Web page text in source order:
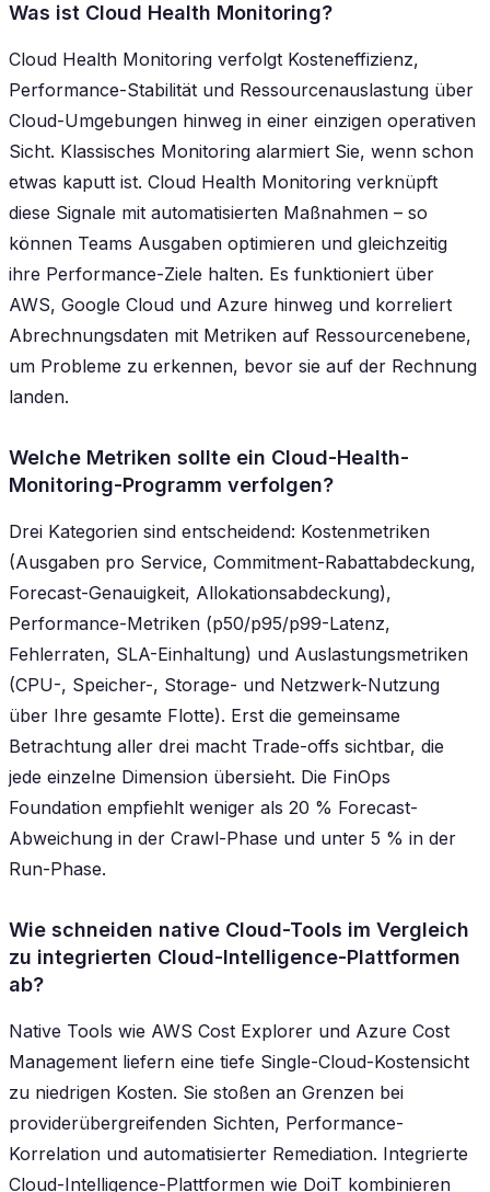
Was ist Cloud Health Monitoring?
Cloud Health Monitoring verfolgt Kosteneffizienz,
Performance-Stabilität und Ressourcenauslastung über
Cloud-Umgebungen hinweg in einer einzigen operativen
Sicht. Klassisches Monitoring alarmiert Sie, wenn schon
etwas kaputt ist. Cloud Health Monitoring verknüpft
diese Signale mit automatisierten Maßnahmen – so
können Teams Ausgaben optimieren und gleichzeitig
ihre Performance-Ziele halten. Es funktioniert über
AWS, Google Cloud und Azure hinweg und korreliert
Abrechnungsdaten mit Metriken auf Ressourcenebene,
um Probleme zu erkennen, bevor sie auf der Rechnung
landen.
Welche Metriken sollte ein Cloud-Health-
Monitoring-Programm verfolgen?
Drei Kategorien sind entscheidend: Kostenmetriken
(Ausgaben pro Service, Commitment-Rabattabdeckung,
Forecast-Genauigkeit, Allokationsabdeckung),
Performance-Metriken (p50/p95/p99-Latenz,
Fehlerraten, SLA-Einhaltung) und Auslastungsmetriken
(CPU-, Speicher-, Storage- und Netzwerk-Nutzung
über Ihre gesamte Flotte). Erst die gemeinsame
Betrachtung aller drei macht Trade-offs sichtbar, die
jede einzelne Dimension übersieht. Die FinOps
Foundation empfiehlt weniger als 20 % Forecast-
Abweichung in der Crawl-Phase und unter 5 % in der
Run-Phase.
Wie schneiden native Cloud-Tools im Vergleich
zu integrierten Cloud-Intelligence-Plattformen
ab?
Native Tools wie AWS Cost Explorer und Azure Cost
Management liefern eine tiefe Single-Cloud-Kostensicht
zu niedrigen Kosten. Sie stoßen an Grenzen bei
providerübergreifenden Sichten, Performance-
Korrelation und automatisierter Remediation. Integrierte
Cloud-Intelligence-Plattformen wie DoiT kombinieren